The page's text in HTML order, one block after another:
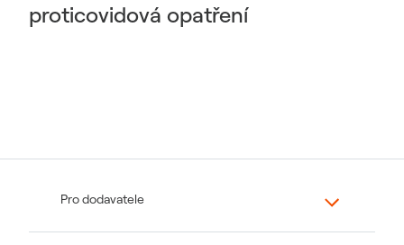
proticovidová opatření
Pro dodavatele